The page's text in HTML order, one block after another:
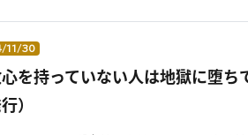
11/30
を持っていない人は地獄に堕ち
）